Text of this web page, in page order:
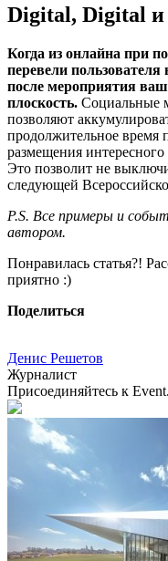
Digital, Digital и
Когда из онлайна при
перевели
после мероприятия
плоскость. Социальные
позволяют
продолжительное время
размещения
Это позволит не
следующей
P.S. Все примеры и
автором.
Понравилась статья?!
приятно :)
Поделиться
Денис Решетов
Журналист
Присоединяйтесь к